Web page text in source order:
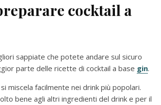
cocktail a
sappiate che potete andare sul sicuro
parte delle ricette di cocktail a base gin.
miscela facilmente nei drink più popolari.
bene agli altri ingredienti del drink e per il